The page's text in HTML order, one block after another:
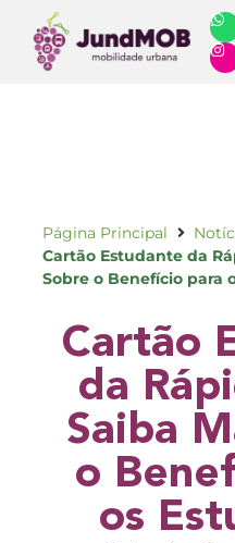
Página Principal
Cartão Estudante da
Sobre o Benefício para
Cartão
da
Saiba
o
os